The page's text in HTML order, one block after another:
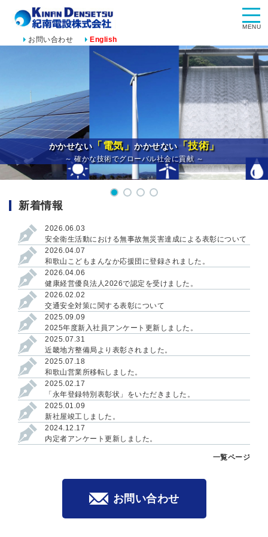
お問い合わせ English
MENU
かかせない「電気」 かかせない「技術」
～ 確かな技術でグローバル社会に貢献 ～
新着情報
2026.06.03
安全衛生活動における無事故無災害達成による表彰について
2026.04.07
和歌山こどもまんなか応援団に登録されました。
2026.04.06
健康経営優良法人2026で認定を受けました。
2026.02.02
交通安全対策に関する表彰について
2025.09.09
2025年度新入社員アンケート更新しました。
2025.07.31
近畿地方整備局より表彰されました。
2025.07.18
和歌山営業所移転しました。
2025.02.17
「永年登録特別表彰状」をいただきました。
2025.01.09
新社屋竣工しました。
2024.12.17
内定者アンケート更新しました。
一覧ページ
お問い合わせ